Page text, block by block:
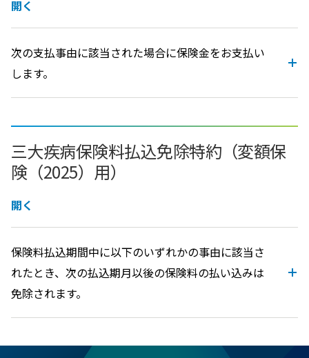
開く
次の支払事由に該当された場合に保険金をお支払い
します。
三大疾病保険料払込免除特約（変額保
険（2025）用）
開く
保険料払込期間中に以下のいずれかの事由に該当さ
れたとき、次の払込期月以後の保険料の払い込みは
免除されます。